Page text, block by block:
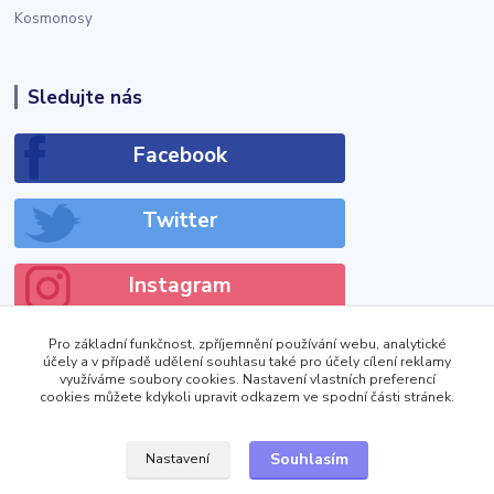
Kosmonosy
Sledujte nás
Facebook
Twitter
Instagram
Zobrazit výdejní místa
Pro základní funkčnost, zpříjemnění používání webu, analytické
účely a v případě udělení souhlasu také pro účely cílení reklamy
využíváme soubory cookies. Nastavení vlastních preferencí
cookies můžete kdykoli upravit odkazem ve spodní části stránek.
Nastavení Souhlasím